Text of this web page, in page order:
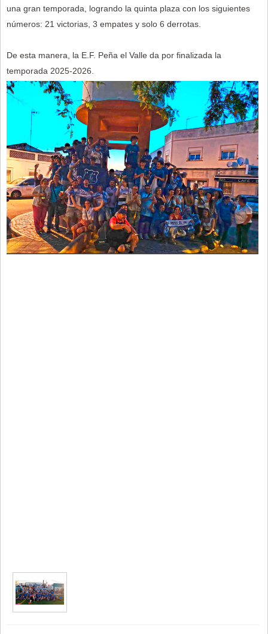
una gran temporada, logrando la quinta plaza con los siguientes
números: 21 victorias, 3 empates y solo 6 derrotas.
De esta manera, la E.F. Peña el Valle da por finalizada la
temporada 2025-2026.